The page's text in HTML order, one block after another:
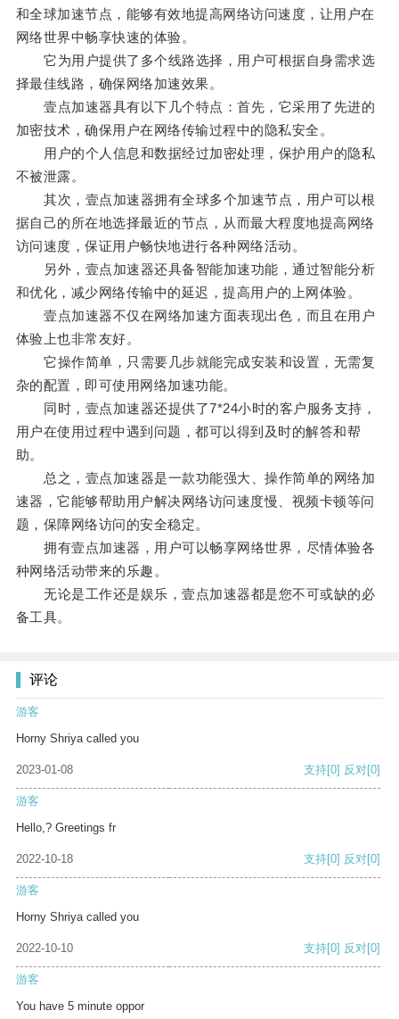
和全球加速节点，能够有效地提高网络访问速度，让用户在
网络世界中畅享快速的体验。
它为用户提供了多个线路选择，用户可根据自身需求选
择最佳线路，确保网络加速效果。
壹点加速器具有以下几个特点：首先，它采用了先进的
加密技术，确保用户在网络传输过程中的隐私安全。
用户的个人信息和数据经过加密处理，保护用户的隐私
不被泄露。
其次，壹点加速器拥有全球多个加速节点，用户可以根
据自己的所在地选择最近的节点，从而最大程度地提高网络
访问速度，保证用户畅快地进行各种网络活动。
另外，壹点加速器还具备智能加速功能，通过智能分析
和优化，减少网络传输中的延迟，提高用户的上网体验。
壹点加速器不仅在网络加速方面表现出色，而且在用户
体验上也非常友好。
它操作简单，只需要几步就能完成安装和设置，无需复
杂的配置，即可使用网络加速功能。
同时，壹点加速器还提供了7*24小时的客户服务支持，
用户在使用过程中遇到问题，都可以得到及时的解答和帮
助。
总之，壹点加速器是一款功能强大、操作简单的网络加
速器，它能够帮助用户解决网络访问速度慢、视频卡顿等问
题，保障网络访问的安全稳定。
拥有壹点加速器，用户可以畅享网络世界，尽情体验各
种网络活动带来的乐趣。
无论是工作还是娱乐，壹点加速器都是您不可或缺的必
备工具。
评论
游客
Horny Shriya called you
2023-01-08 支持[0] 反对[0]
游客
Hello,? Greetings fr
2022-10-18 支持[0] 反对[0]
游客
Horny Shriya called you
2022-10-10 支持[0] 反对[0]
游客
You have 5 minute oppor